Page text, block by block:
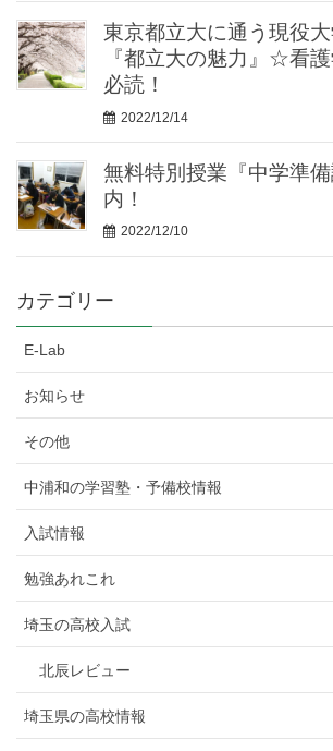
東京都立大に通う現役
『都立大の魅力』☆看
必読！
2022/12/14
無料特別授業『中学準
内！
2022/12/10
カテゴリー
E-Lab
お知らせ
その他
中浦和の学習塾・予備校情報
入試情報
勉強あれこれ
埼玉の高校入試
北辰レビュー
埼玉県の高校情報